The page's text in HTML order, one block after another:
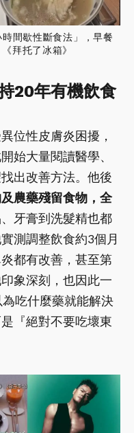
間歇性斷食法」，早餐
拜托了冰箱》
20年有機飲食
位性皮膚炎困擾，
始大量閱讀醫學、
出改善方法。他後
農藥殘留食物，全
牙膏到洗髮精也都
測調整飲食約3個月
都有改善，甚至第
象深刻，也因此一
吃什麼藥就能解決
『絕對不要吃壞東